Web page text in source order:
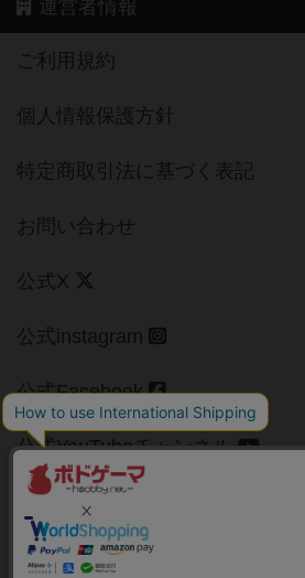
運営者情報
ご利用規約
個人情報保護方針
特定商取引法に基づく表記
お問い合わせ
公式X
公式instagram
公式Facebook
公式YouTubeチャンネル